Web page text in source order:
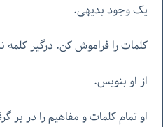
یک وجود بدیهی.
کلمات را فراموش کن. درگیر
از او بنویس.
او تمام کلمات و مفاهیم را در بر